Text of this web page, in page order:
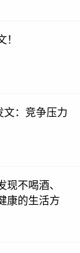
文：竞争压力
不喝酒、
康的生活方